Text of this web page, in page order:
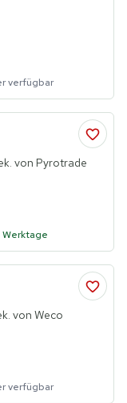
verfügbar
von Pyrotrade
von Weco
verfügbar